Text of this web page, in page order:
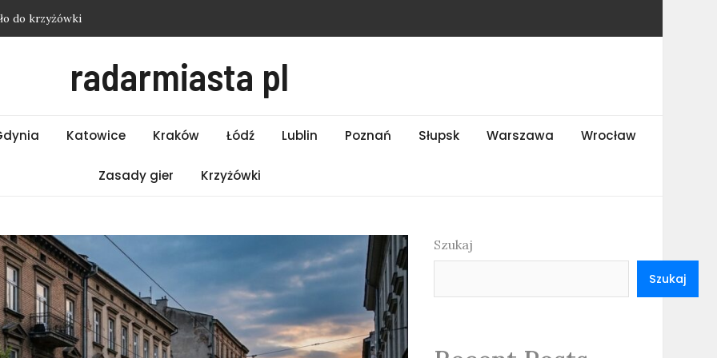
do krzyżówki
Białystok – Czwartek 06.08.2026
Bielsko-Biała – Czwartek 06.08.2026
radarmiasta pl
Katowice Kraków Łódź Lublin Poznań Słupsk Warszawa Wrocław
Zasady gier Krzyżówki
Szukaj
Szukaj